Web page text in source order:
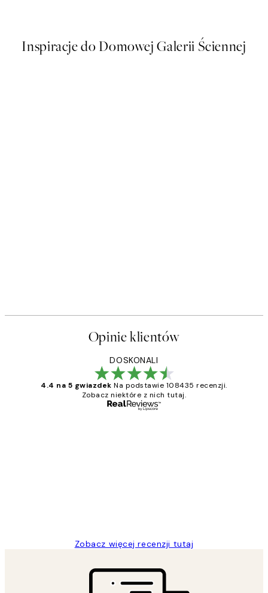
Inspiracje do Domowej Galerii Ściennej
Opinie klientów
DOSKONALI
4.4 na 5 gwiazdek Na podstawie 108435 recenzji.
Zobacz niektóre z nich tutaj.
Zobacz więcej recenzji tutaj